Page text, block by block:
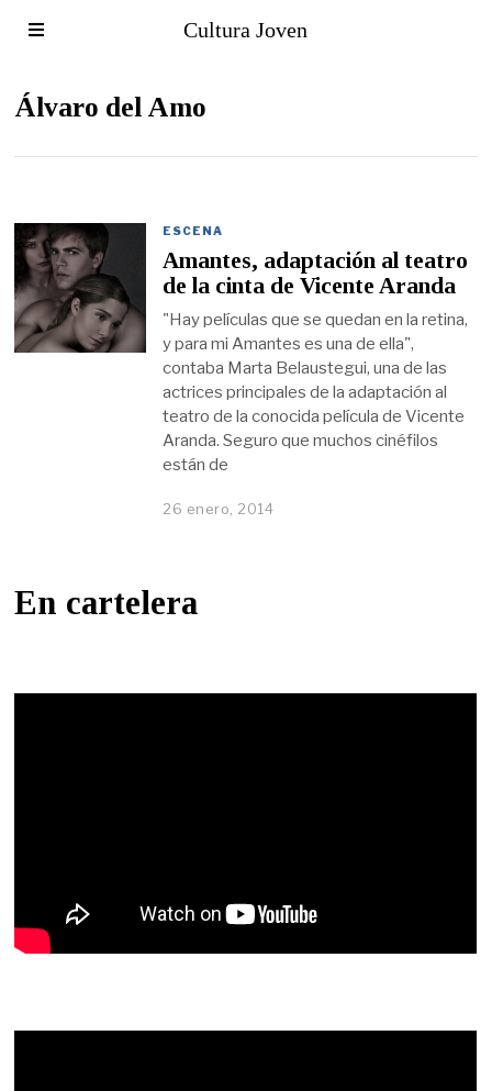
Cultura Joven
Álvaro del Amo
ESCENA
Amantes, adaptación al teatro
de la cinta de Vicente Aranda
"Hay películas que se quedan en la retina,
y para mi Amantes es una de ella",
contaba Marta Belaustegui, una de las
actrices principales de la adaptación al
teatro de la conocida película de Vicente
Aranda. Seguro que muchos cinéfilos
están de
26 enero, 2014
En cartelera